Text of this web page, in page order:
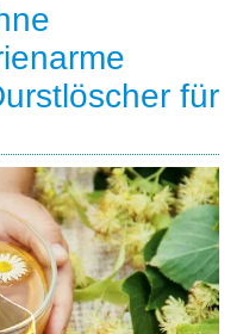
für